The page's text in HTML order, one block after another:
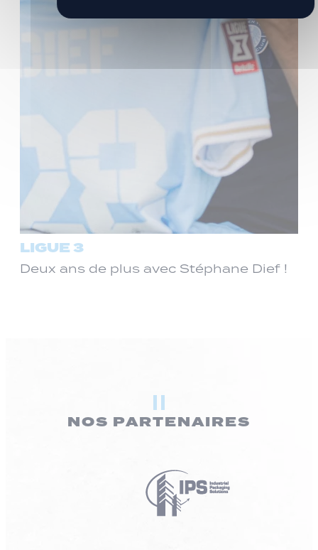
LIGUE 3
Deux ans de plus avec Stéphane Dief !
NOS PARTENAIRES